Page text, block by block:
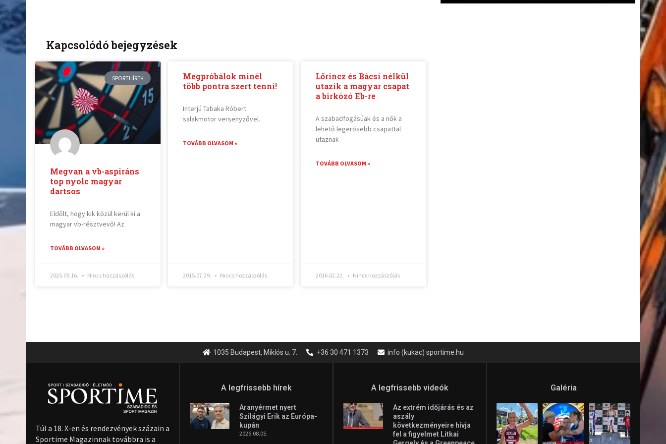
Kapcsolódó bejegyzések
SPORTHÍREK
Megvan a vb-aspiráns
top nyolc magyar
dartsos
Eldőlt, hogy kik közül kerül ki a
magyar vb-résztvevő! Az
TOVÁBB OLVASOM »
2025.09.16. Nincs hozzászólás
Megpróbálok minél
több pontra szert tenni!
Interjú Tabaka Róbert
salakmotor versenyzővel.
TOVÁBB OLVASOM »
2015.07.29. Nincs hozzászólás
Lőrincz és Bácsi nélkül
utazik a magyar csapat
a birkózó Eb-re
A szabadfogásúak és a nők a
lehető legerősebb csapattal
utaznak
TOVÁBB OLVASOM »
2016.02.22. Nincs hozzászólás
1035 Budapest, Miklós u. 7. +36 30 471 1373 info (kukac) sportime.hu
Túl a 18. X-en és rendezvények százain a
Sportime Magazinnak továbbra is a
A legfrissebb hírek
Aranyérmet nyert
Szilágyi Erik az Európa-
kupán
2026.08.05.
A legfrissebb videók
Az extrém időjárás és az
aszály
következményeire hívja
fel a figyelmet Litkai
Galéria